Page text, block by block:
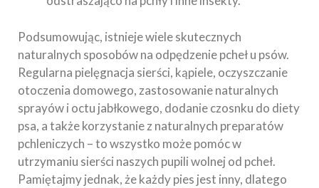
Podsumowując, istnieje wiele skutecznych
naturalnych sposobów na odpędzenie pcheł u psów.
Regularna pielęgnacja sierści, kąpiele, oczyszczanie
otoczenia domowego, zastosowanie naturalnych
sprayów i octu jabłkowego, dodanie czosnku do diety
psa, a także korzystanie z naturalnych preparatów
pchleniczych – to wszystko może pomóc w
utrzymaniu sierści naszych pupili wolnej od pcheł.
Pamiętajmy jednak, że każdy pies jest inny, dlatego